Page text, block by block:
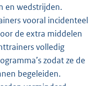
en wedstrijden.
vooral incidenteel
de extra middelen
volledig
zodat ze de
begeleiden.